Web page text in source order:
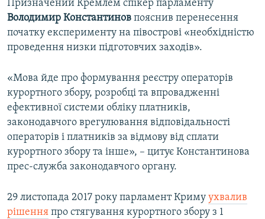
Призначений Кремлем спікер парламенту
Володимир Константинов пояснив перенесення
початку експерименту на півострові «необхідністю
проведення низки підготовчих заходів».
«Мова йде про формування реєстру операторів
курортного збору, розробці та впровадженні
ефективної системи обліку платників,
законодавчого врегулювання відповідальності
операторів і платників за відмову від сплати
курортного збору та інше», – цитує Константинова
прес-служба законодавчого органу.
29 листопада 2017 року парламент Криму ухвалив
рішення про стягування курортного збору з 1